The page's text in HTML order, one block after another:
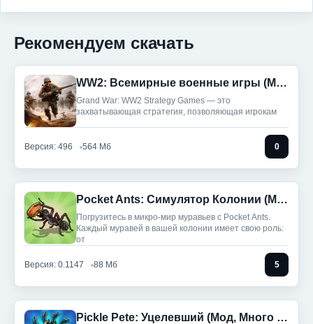
Рекомендуем скачать
WW2: Всемирные военные игры (Мод, Много денег)
Grand War: WW2 Strategy Games — это
захватывающая стратегия, позволяющая игрокам
Версия: 496 564 Мб 0
Pocket Ants: Симулятор Колонии (Мод, Режим Бога/Скорость)
Погрузитесь в микро-мир муравьев с Pocket Ants.
Каждый муравей в вашей колонии имеет свою роль:
от
Версия: 0.1147 88 Мб 5
Pickle Pete: Уцелевший (Мод, Много денег)